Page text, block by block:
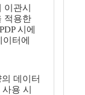
관시
적용한
시에
터에
데이터
용 시